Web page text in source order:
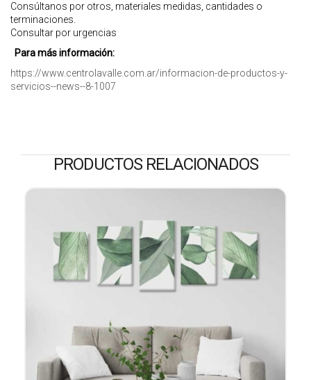
Consúltanos por otros, materiales medidas, cantidades o
terminaciones.
Consultar por urgencias
Para más información:
https://www.centrolavalle.com.ar/informacion-de-productos-y-
servicios--news--8-1007
PRODUCTOS RELACIONADOS